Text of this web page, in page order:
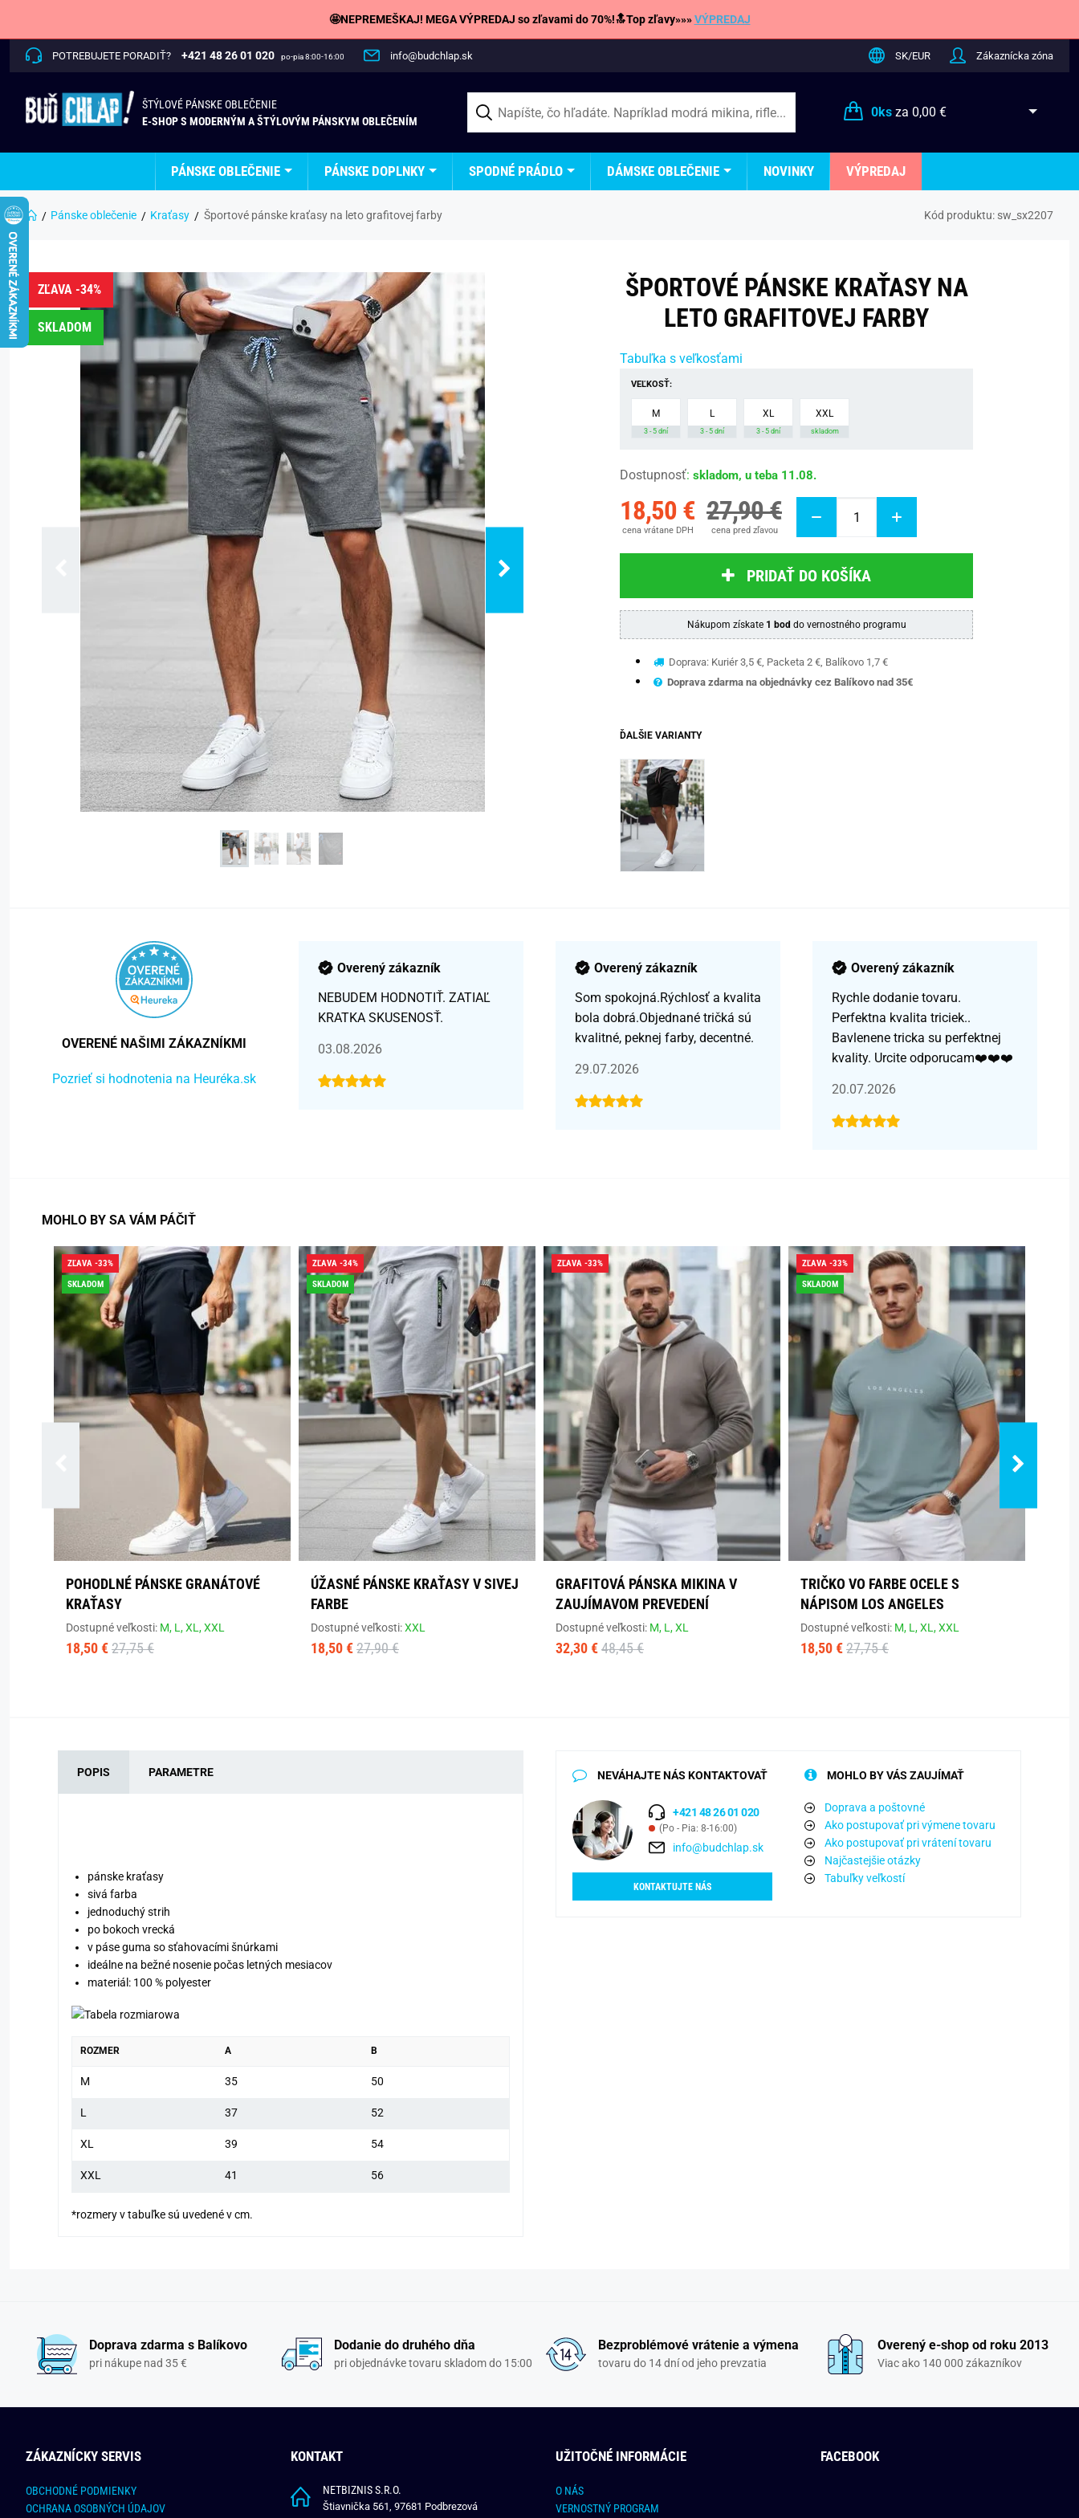
🤩NEPREMEŠKAJ! MEGA VÝPREDAJ so zľavami do 70%!🔝Top zľavy»»»VÝPREDAJ
POTREBUJETE PORADIŤ? +421 48 26 01 020 po-pia 8:00-16:00 info@budchlap.sk SK/EUR Zákaznícka zóna
ŠTÝLOVÉ PÁNSKE OBLEČENIE
E-SHOP S MODERNÝM A ŠTÝLOVÝM PÁNSKYM OBLEČENÍM
0ksza 0,00 €
PÁNSKE OBLEČENIE PÁNSKE DOPLNKY SPODNÉ PRÁDLO DÁMSKE OBLEČENIE NOVINKY VÝPREDAJ
Pánske oblečenie Kraťasy Športové pánske kraťasy na leto grafitovej farby Kód produktu: sw_sx2207
ZĽAVA -34%
SKLADOM
ŠPORTOVÉ PÁNSKE KRAŤASY NA
LETO GRAFITOVEJ FARBY
Tabuľka s veľkosťami
VEĽKOSŤ:
M
3 - 5 dní
L
3 - 5 dní
XL
3 - 5 dní
XXL
skladom
Dostupnosť: skladom, u teba 11.08.
18,50 €
cena vrátane DPH
27,90 €
cena pred zľavou
PRIDAŤ DO KOŠÍKA
Nákupom získate 1 bod do vernostného programu
Doprava: Kuriér 3,5 €, Packeta 2 €, Balíkovo 1,7 €
Doprava zdarma na objednávky cez Balíkovo nad 35€
ĎALŠIE VARIANTY
OVERENÉ NAŠIMI ZÁKAZNÍKMI
Pozrieť si hodnotenia na Heuréka.sk
Overený zákazník
NEBUDEM HODNOTIŤ. ZATIAĽ
KRATKA SKUSENOSŤ.
03.08.2026
Overený zákazník
Som spokojná.Rýchlosť a kvalita
bola dobrá.Objednané tričká sú
kvalitné, peknej farby, decentné.
29.07.2026
Overený zákazník
Rychle dodanie tovaru.
Perfektna kvalita triciek..
Bavlenene tricka su perfektnej
kvality. Urcite odporucam❤️❤️❤️
20.07.2026
MOHLO BY SA VÁM PÁČIŤ
ZĽAVA -33%
SKLADOM
POHODLNÉ PÁNSKE GRANÁTOVÉ
KRAŤASY
Dostupné veľkosti: M, L,XL,XXL
18,50 € 27,75 €
ZĽAVA -34%
SKLADOM
ÚŽASNÉ PÁNSKE KRAŤASY V SIVEJ
FARBE
Dostupné veľkosti:XXL
18,50 € 27,90 €
ZĽAVA -33%
GRAFITOVÁ PÁNSKA MIKINA V
ZAUJÍMAVOM PREVEDENÍ
Dostupné veľkosti: M, L,XL
32,30 € 48,45 €
ZĽAVA -33%
SKLADOM
TRIČKO VO FARBE OCELE S
NÁPISOM LOS ANGELES
Dostupné veľkosti: M, L,XL,XXL
18,50 € 27,75 €
POPIS PARAMETRE
pánske kraťasy
sivá farba
jednoduchý strih
po bokoch vrecká
v páse guma so sťahovacími šnúrkami
ideálne na bežné nosenie počas letných mesiacov
materiál: 100 % polyester
ROZMER A B
M 35 50
L 37 52
XL 39 54
XXL 41 56
*rozmery v tabuľke sú uvedené v cm.
NEVÁHAJTE NÁS KONTAKTOVAŤ
+421 48 26 01 020
(Po - Pia: 8-16:00)
info@budchlap.sk
KONTAKTUJTE NÁS
MOHLO BY VÁS ZAUJÍMAŤ
Doprava a poštovné
Ako postupovať pri výmene tovaru
Ako postupovať pri vrátení tovaru
Najčastejšie otázky
Tabuľky veľkostí
Doprava zdarma s Balíkovo
pri nákupe nad 35 €
Dodanie do druhého dňa
pri objednávke tovaru skladom do 15:00
Bezproblémové vrátenie a výmena
tovaru do 14 dní od jeho prevzatia
Overený e-shop od roku 2013
Viac ako 140 000 zákazníkov
ZÁKAZNÍCKY SERVIS
OBCHODNÉ PODMIENKY
OCHRANA OSOBNÝCH ÚDAJOV
KONTAKT
NETBIZNIS S.R.O.
Štiavnička 561, 97681 Podbrezová
UŽITOČNÉ INFORMÁCIE
O NÁS
VERNOSTNÝ PROGRAM
FACEBOOK